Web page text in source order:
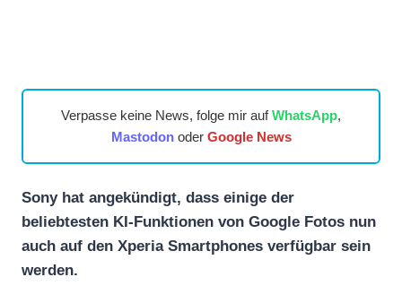
Verpasse keine News, folge mir aufWhatsApp,
Mastodonoder Google News
Sony hat angekündigt, dass einige der
beliebtesten KI-Funktionen von Google Fotos nun
auch auf den Xperia Smartphones verfügbar sein
werden.